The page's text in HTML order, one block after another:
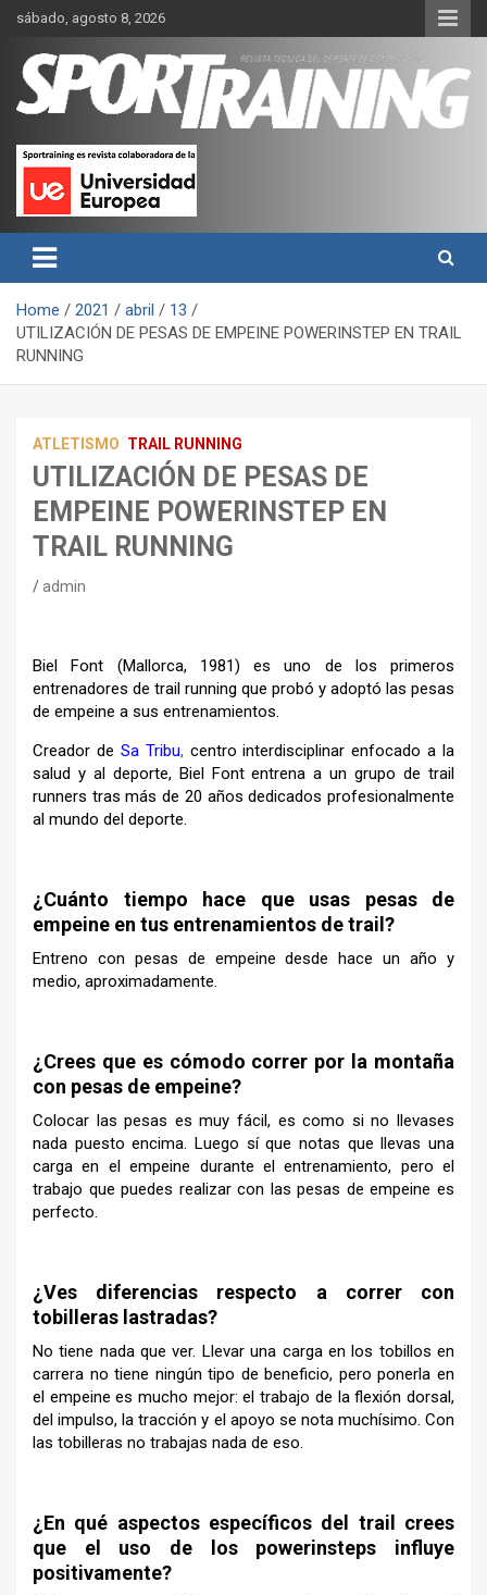
Skip
content
sábado, agosto 8, 2026
Revista técnica del deporte
Sport Training
rendimiento, nutrición y entrenamiento.
Home 2021 abril
13
UTILIZACIÓN DE PESAS DE EMPEINE POWERINSTEP EN TRAIL
RUNNING
ATLETISMO TRAIL RUNNING
UTILIZACIÓN DE PESAS DE
EMPEINE POWERINSTEP EN
TRAIL RUNNING
admin
Biel Font (Mallorca, 1981) es uno de los primeros
entrenadores de trail running que probó y adoptó las pesas
de empeine a sus entrenamientos.
Creador de Sa Tribu, centro interdisciplinar enfocado a la
salud y al deporte, Biel Font entrena a un grupo de trail
runners tras más de 20 años dedicados profesionalmente
al mundo del deporte.
¿Cuánto tiempo hace que usas pesas de
empeine en tus entrenamientos de trail?
Entreno con pesas de empeine desde hace un año y
medio, aproximadamente.
¿Crees que es cómodo correr por la montaña
con pesas de empeine?
Colocar las pesas es muy fácil, es como si no llevases
nada puesto encima. Luego sí que notas que llevas una
carga en el empeine durante el entrenamiento, pero el
trabajo que puedes realizar con las pesas de empeine es
perfecto.
¿Ves diferencias respecto a correr con
tobilleras lastradas?
No tiene nada que ver. Llevar una carga en los tobillos en
carrera no tiene ningún tipo de beneficio, pero ponerla en
el empeine es mucho mejor: el trabajo de la flexión dorsal,
del impulso, la tracción y el apoyo se nota muchísimo. Con
las tobilleras no trabajas nada de eso.
¿En qué aspectos específicos del trail crees
que el uso de los powerinsteps influye
positivamente?